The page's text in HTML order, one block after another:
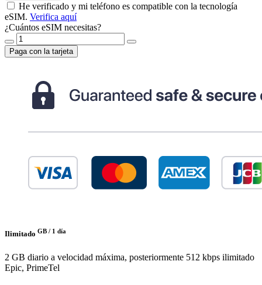
He verificado y mi teléfono es compatible con la tecnología
eSIM. Verifica aquí
¿Cuántos eSIM necesitas?
Paga con la tarjeta
Ilimitado GB / 1 día
2 GB diario a velocidad máxima, posteriormente 512 kbps ilimitado
Epic, PrimeTel